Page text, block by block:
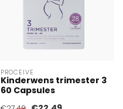
PROCEIVE
Kinderwens trimester 3
60 Capsules